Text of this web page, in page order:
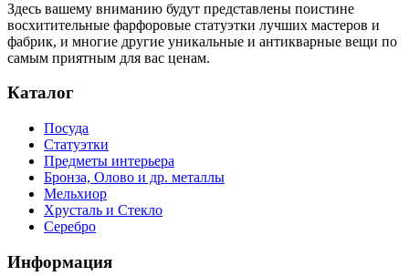
Здесь вашему вниманию будут представлены поистине
восхитительные фарфоровые статуэтки лучших мастеров и
фабрик, и многие другие уникальные и антикварные вещи по
самым приятным для вас ценам.
Каталог
Посуда
Статуэтки
Предметы интерьера
Бронза, Олово и др. металлы
Мельхиор
Хрусталь и Стекло
Серебро
Информация